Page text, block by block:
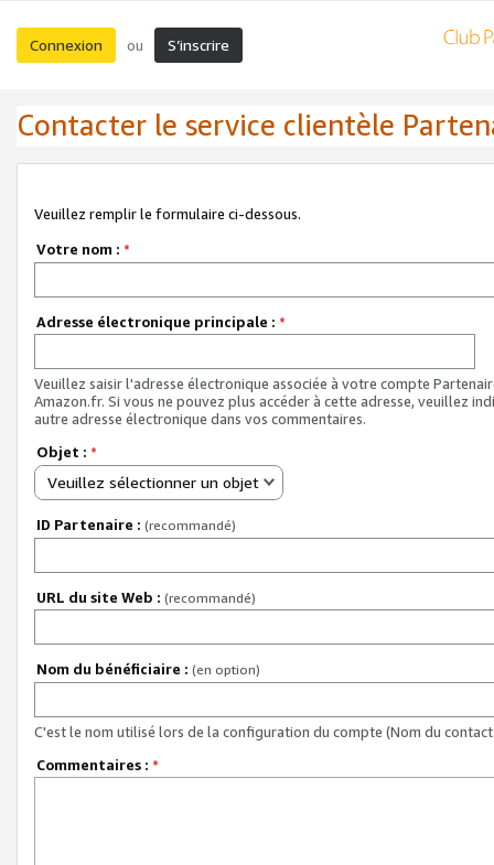
Connexion ou S’inscrire
Contacter le service clientèle
Veuillez remplir le formulaire ci-dessous.
Votre nom : *
Adresse électronique principale : *
Veuillez saisir l'adresse électronique associée à votre compte
Amazon.fr. Si vous ne pouvez plus accéder à cette adresse, veuillez
autre adresse électronique dans vos commentaires.
Objet : *
Veuillez sélectionner un objet
ID Partenaire : (recommandé)
URL du site Web : (recommandé)
Nom du bénéficiaire : (en option)
C'est le nom utilisé lors de la configuration du compte (Nom du
Commentaires : *